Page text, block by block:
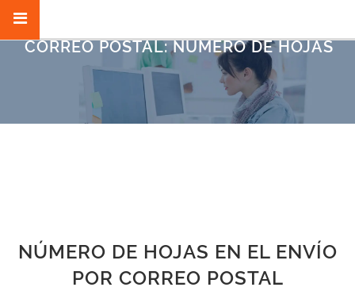
CORREO POSTAL: NÚMERO DE HOJAS
NÚMERO DE HOJAS EN EL ENVÍO
POR CORREO POSTAL